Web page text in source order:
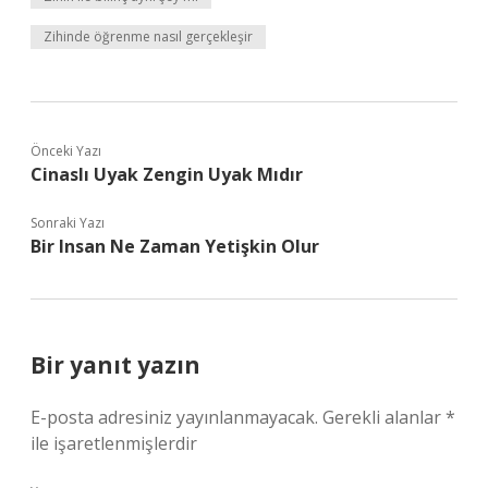
Zihinde öğrenme nasıl gerçekleşir
Önceki Yazı
Cinaslı Uyak Zengin Uyak Mıdır
Sonraki Yazı
Bir Insan Ne Zaman Yetişkin Olur
Bir yanıt yazın
E-posta adresiniz yayınlanmayacak. Gerekli alanlar*
ile işaretlenmişlerdir